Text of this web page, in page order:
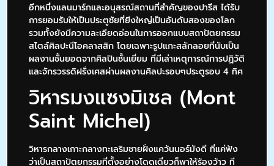
อีกหนึ่งแลนมาร์กและอนุสรณ์สถานที่สำคัญของปารีส ได้รับ
การยอมรับให้เป็นประตูชัยที่ยิ่งใหญ่เป็นอันดับสองของโลก
รวมทั้งยังมีความละเอียดอ่อนในการออกแบบสถาปัตยกรรม
สไตล์ศิลปะนีโอคลาสสิก โดยเฉพาะรูปแกะสลักลอยที่นับเป็น
ผลงานชั้นยอดจากศิลปินชั้นเยี่ยม ที่มีเล่าเหตุการณ์การปฏิวัติ
และจักรวรรดิฝรั่งเศสผ่านผลงานศิลปะรอบๆประตูรอบ 4 ทิศ
วิหารมงแซงมิเชล (Mont
Saint Michel)
วิหารกลางเกาะกลางทะเลริมชายฝั่งแคว้นนอร์มังดี ที่แค่ฟัง
ว่าเป็นสถาปัตยกรรมที่ตั้งอย่างโดดเดี่ยวก็พาให้ร้องว้าว ที